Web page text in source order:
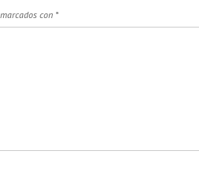
con *